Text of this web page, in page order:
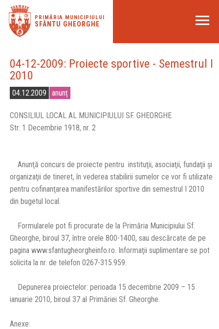
PRIMĂRIA MUNICIPIULUI
SFÂNTU GHEORGHE
04-12-2009: Proiecte sportive - Semestrul I
2010
04.12.2009 anunț
CONSILIUL LOCAL AL MUNICIPIULUI SF. GHEORGHE
Str. 1 Decembrie 1918, nr. 2
Anunţă concurs de proiecte pentru instituţii, asociaţii, fundaţii şi
organizaţii de tineret, în vederea stabilirii sumelor ce vor fi utilizate
pentru cofinanţarea manifestărilor sportive din semestrul I 2010
din bugetul local.
Formularele pot fi procurate de la Primăria Municipiului Sf.
Gheorghe, biroul 37, între orele 800-1400, sau descărcate de pe
pagina www.sfantugheorgheinfo.ro. Informaţii suplimentare se pot
solicita la nr. de telefon 0267-315.959.
Depunerea proiectelor: perioada 15 decembrie 2009 – 15
ianuarie 2010, biroul 37 al Primăriei Sf. Gheorghe.
Anexe: